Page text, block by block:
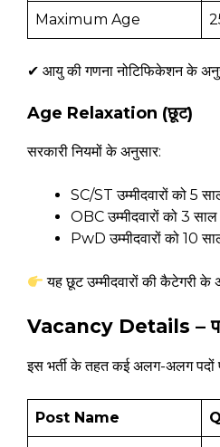
Maximum Age
✔ आयु की गणना नोटिफिकेशन के
Age Relaxation (छूट)
सरकारी नियमों के अनुसार:
SC/ST उम्मीदवारों को 5
OBC उम्मीदवारों को 3
PwD उम्मीदवारों को 10
यह छूट उम्मीदवारों की कैटेगरी के
Vacancy Details –
इस भर्ती के तहत कई अलग-अलग पदों
Post Name